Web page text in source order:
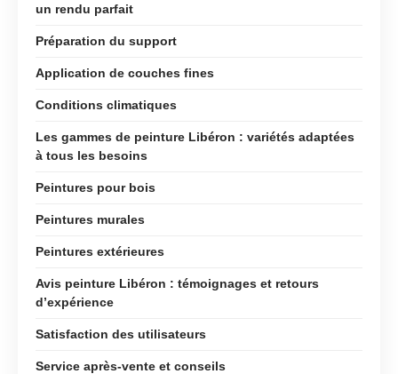
un rendu parfait
Préparation du support
Application de couches fines
Conditions climatiques
Les gammes de peinture Libéron : variétés adaptées
à tous les besoins
Peintures pour bois
Peintures murales
Peintures extérieures
Avis peinture Libéron : témoignages et retours
d’expérience
Satisfaction des utilisateurs
Service après-vente et conseils